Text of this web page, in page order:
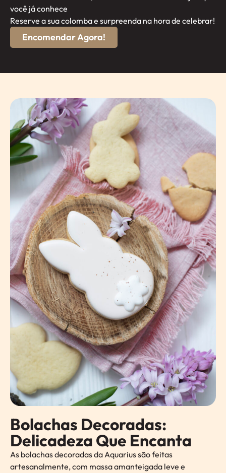
você já conhece
Reserve a sua colomba e surpreenda na hora de celebrar!
Encomendar Agora!
Bolachas Decoradas:
Delicadeza Que Encanta
As bolachas decoradas da Aquarius são feitas
artesanalmente, com massa amanteigada leve e